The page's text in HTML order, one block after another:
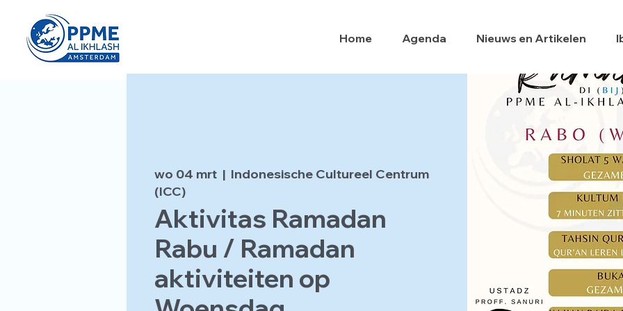
Home Agenda Nieuws en Artikelen
wo 04 mrt
  |
Indonesische Cultureel Centrum
(ICC)
Aktivitas Ramadan
Rabu / Ramadan
aktiviteiten op